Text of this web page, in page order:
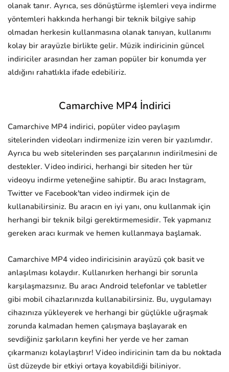
olanak tanır. Ayrıca, ses dönüştürme işlemleri veya indirme
yöntemleri hakkında herhangi bir teknik bilgiye sahip
olmadan herkesin kullanmasına olanak tanıyan, kullanımı
kolay bir arayüzle birlikte gelir. Müzik indiricinin güncel
indiriciler arasından her zaman popüler bir konumda yer
aldığını rahatlıkla ifade edebiliriz.
Camarchive MP4 İndirici
Camarchive MP4 indirici, popüler video paylaşım
sitelerinden videoları indirmenize izin veren bir yazılımdır.
Ayrıca bu web sitelerinden ses parçalarının indirilmesini de
destekler. Video indirici, herhangi bir siteden her tür
videoyu indirme yeteneğine sahiptir. Bu aracı Instagram,
Twitter ve Facebook'tan video indirmek için de
kullanabilirsiniz. Bu aracın en iyi yanı, onu kullanmak için
herhangi bir teknik bilgi gerektirmemesidir. Tek yapmanız
gereken aracı kurmak ve hemen kullanmaya başlamak.
Camarchive MP4 video indiricisinin arayüzü çok basit ve
anlaşılması kolaydır. Kullanırken herhangi bir sorunla
karşılaşmazsınız. Bu aracı Android telefonlar ve tabletler
gibi mobil cihazlarınızda kullanabilirsiniz. Bu, uygulamayı
cihazınıza yükleyerek ve herhangi bir güçlükle uğraşmak
zorunda kalmadan hemen çalışmaya başlayarak en
sevdiğiniz şarkıların keyfini her yerde ve her zaman
çıkarmanızı kolaylaştırır! Video indiricinin tam da bu noktada
üst düzeyde bir etkiyi ortaya koyabildiği biliniyor.